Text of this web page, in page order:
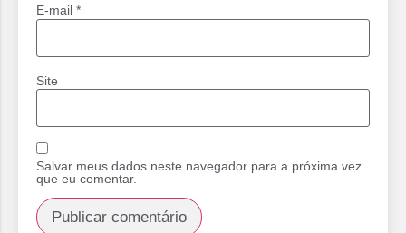
E-mail *
Site
Salvar meus dados neste navegador para a próxima vez
que eu comentar.